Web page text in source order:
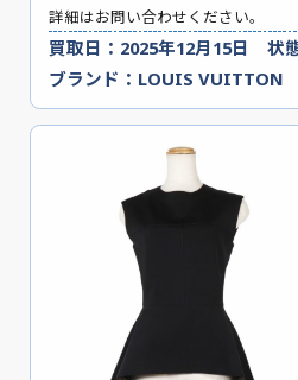
詳細はお問い合わせください。
買取日：2025年12月15日
ブランド：LOUIS VUITTON